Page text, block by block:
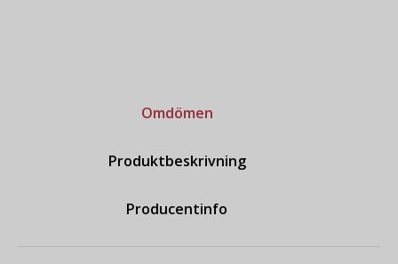
Omdömen
Produktbeskrivning
Producentinfo